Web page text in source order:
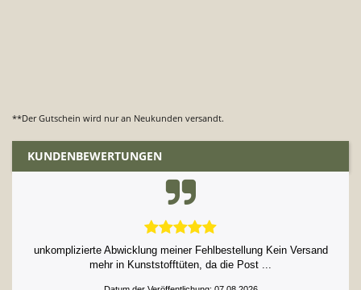
**Der Gutschein wird nur an Neukunden versandt.
KUNDENBEWERTUNGEN
unkomplizierte Abwicklung meiner Fehlbestellung Kein Versand
mehr in Kunststofftüten, da die Post ...